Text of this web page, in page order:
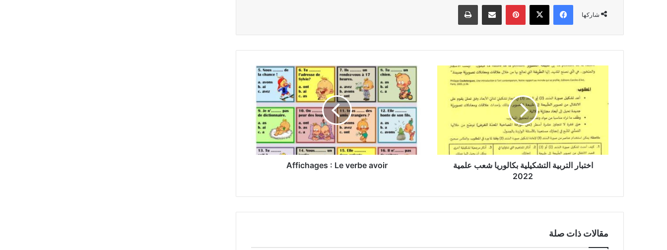
شاركها
فيسبوك ‫X بينتيريستمشاركة عبر البريد طباعة
اختبار
التشكيلية
بكالوريا
اختبار التربية التشكيلية بكالوريا شعب علمية
2022
Affichages
verbe
Affichages : Le verbe avoir
مقالات ذات صلة